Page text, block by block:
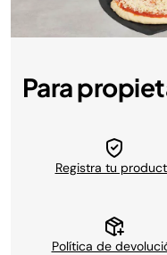
Para
Registra tu
Política de